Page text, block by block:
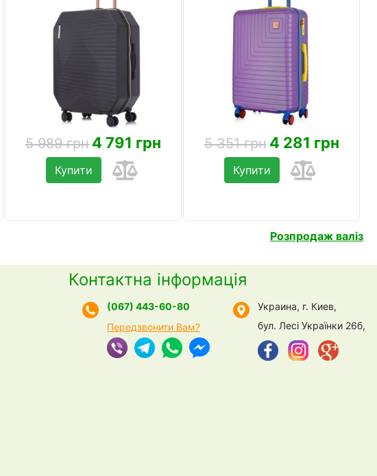
5 989 грн 4 791 грн
Купити
5 351 грн 4 281 грн
Купити
Розпродаж валіз
Контактна інформація
(067) 443-60-80
Передзвонити Вам?
Украина, г. Киев,
бул. Лесі Українки 26б,